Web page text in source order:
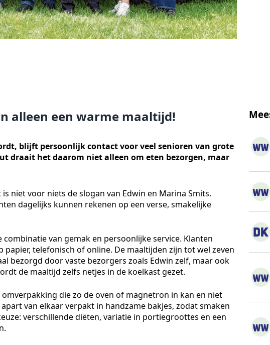
alleen een warme maaltijd!
blijft persoonlijk contact voor veel senioren van grote
draait het daarom niet alleen om eten bezorgen, maar
niet voor niets de slogan van Edwin en Marina Smits.
dagelijks kunnen rekenen op een verse, smakelijke
van gemak en persoonlijke service. Klanten
telefonisch of online. De maaltijden zijn tot wel zeven
bezorgd door vaste bezorgers zoals Edwin zelf, maar ook
de maaltijd zelfs netjes in de koelkast gezet.
die zo de oven of magnetron in kan en niet
van elkaar verpakt in handzame bakjes, zodat smaken
verschillende diëten, variatie in portiegroottes en een